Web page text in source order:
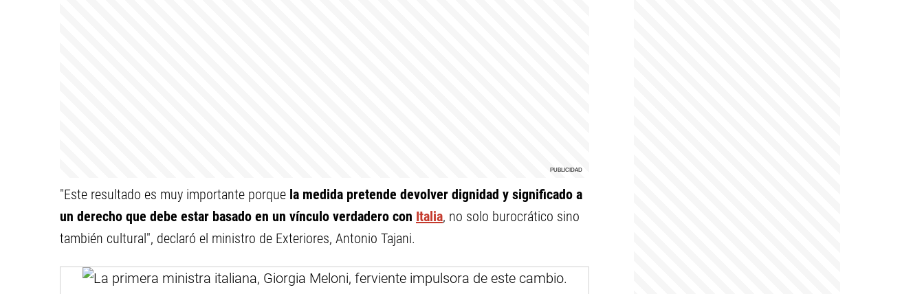
"Este resultado es muy importante porque la medida pretende devolver dignidad y significado a
un derecho que debe estar basado en un vínculo verdadero con Italia, no solo burocrático sino
también cultural", declaró el ministro de Exteriores, Antonio Tajani.